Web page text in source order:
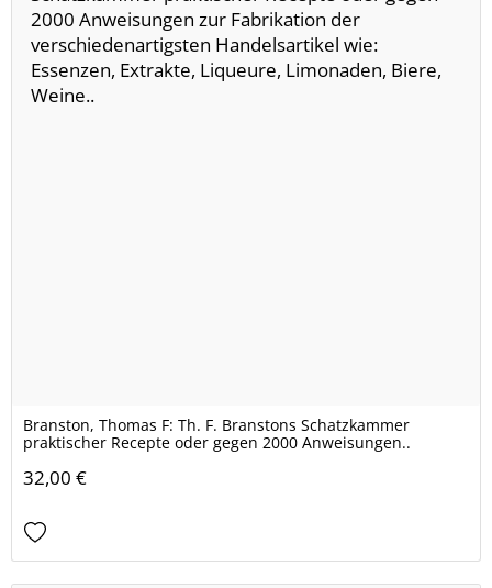
Branston, Thomas F: Th. F. Branstons Schatzkammer
praktischer Recepte oder gegen 2000 Anweisungen..
32,00 €